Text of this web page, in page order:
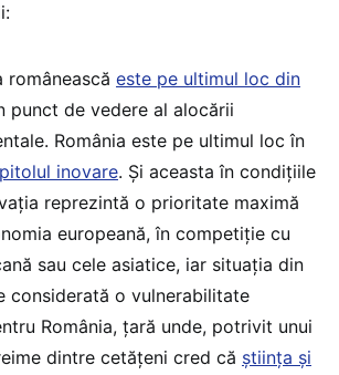
românească este pe ultimul loc din
punct de vedere al alocării
România este pe ultimul loc în
inovare. Și aceasta în condițiile
reprezintă o prioritate maximă
europeană, în competiție cu
sau cele asiatice, iar situația din
considerată o vulnerabilitate
România, țară unde, potrivit unui
dintre cetățeni cred că știința și